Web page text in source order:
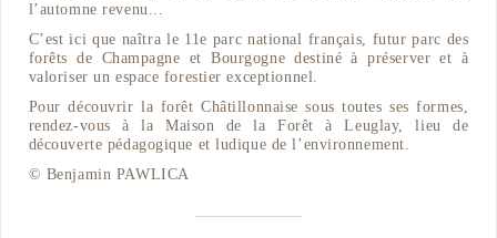
l’automne revenu...
C’est ici que naîtra le 11e parc national français, futur parc des
forêts de Champagne et Bourgogne destiné à préserver et à
valoriser un espace forestier exceptionnel.
Pour découvrir la forêt Châtillonnaise sous toutes ses formes,
rendez-vous à la Maison de la Forêt à Leuglay, lieu de
découverte pédagogique et ludique de l’environnement.
© Benjamin PAWLICA